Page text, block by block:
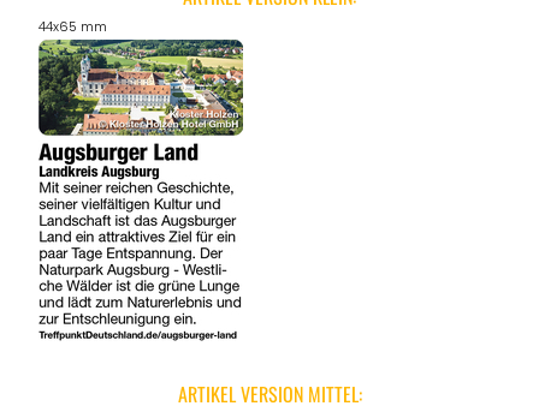
44x65 mm
ARTIKEL VERSION MITTEL: